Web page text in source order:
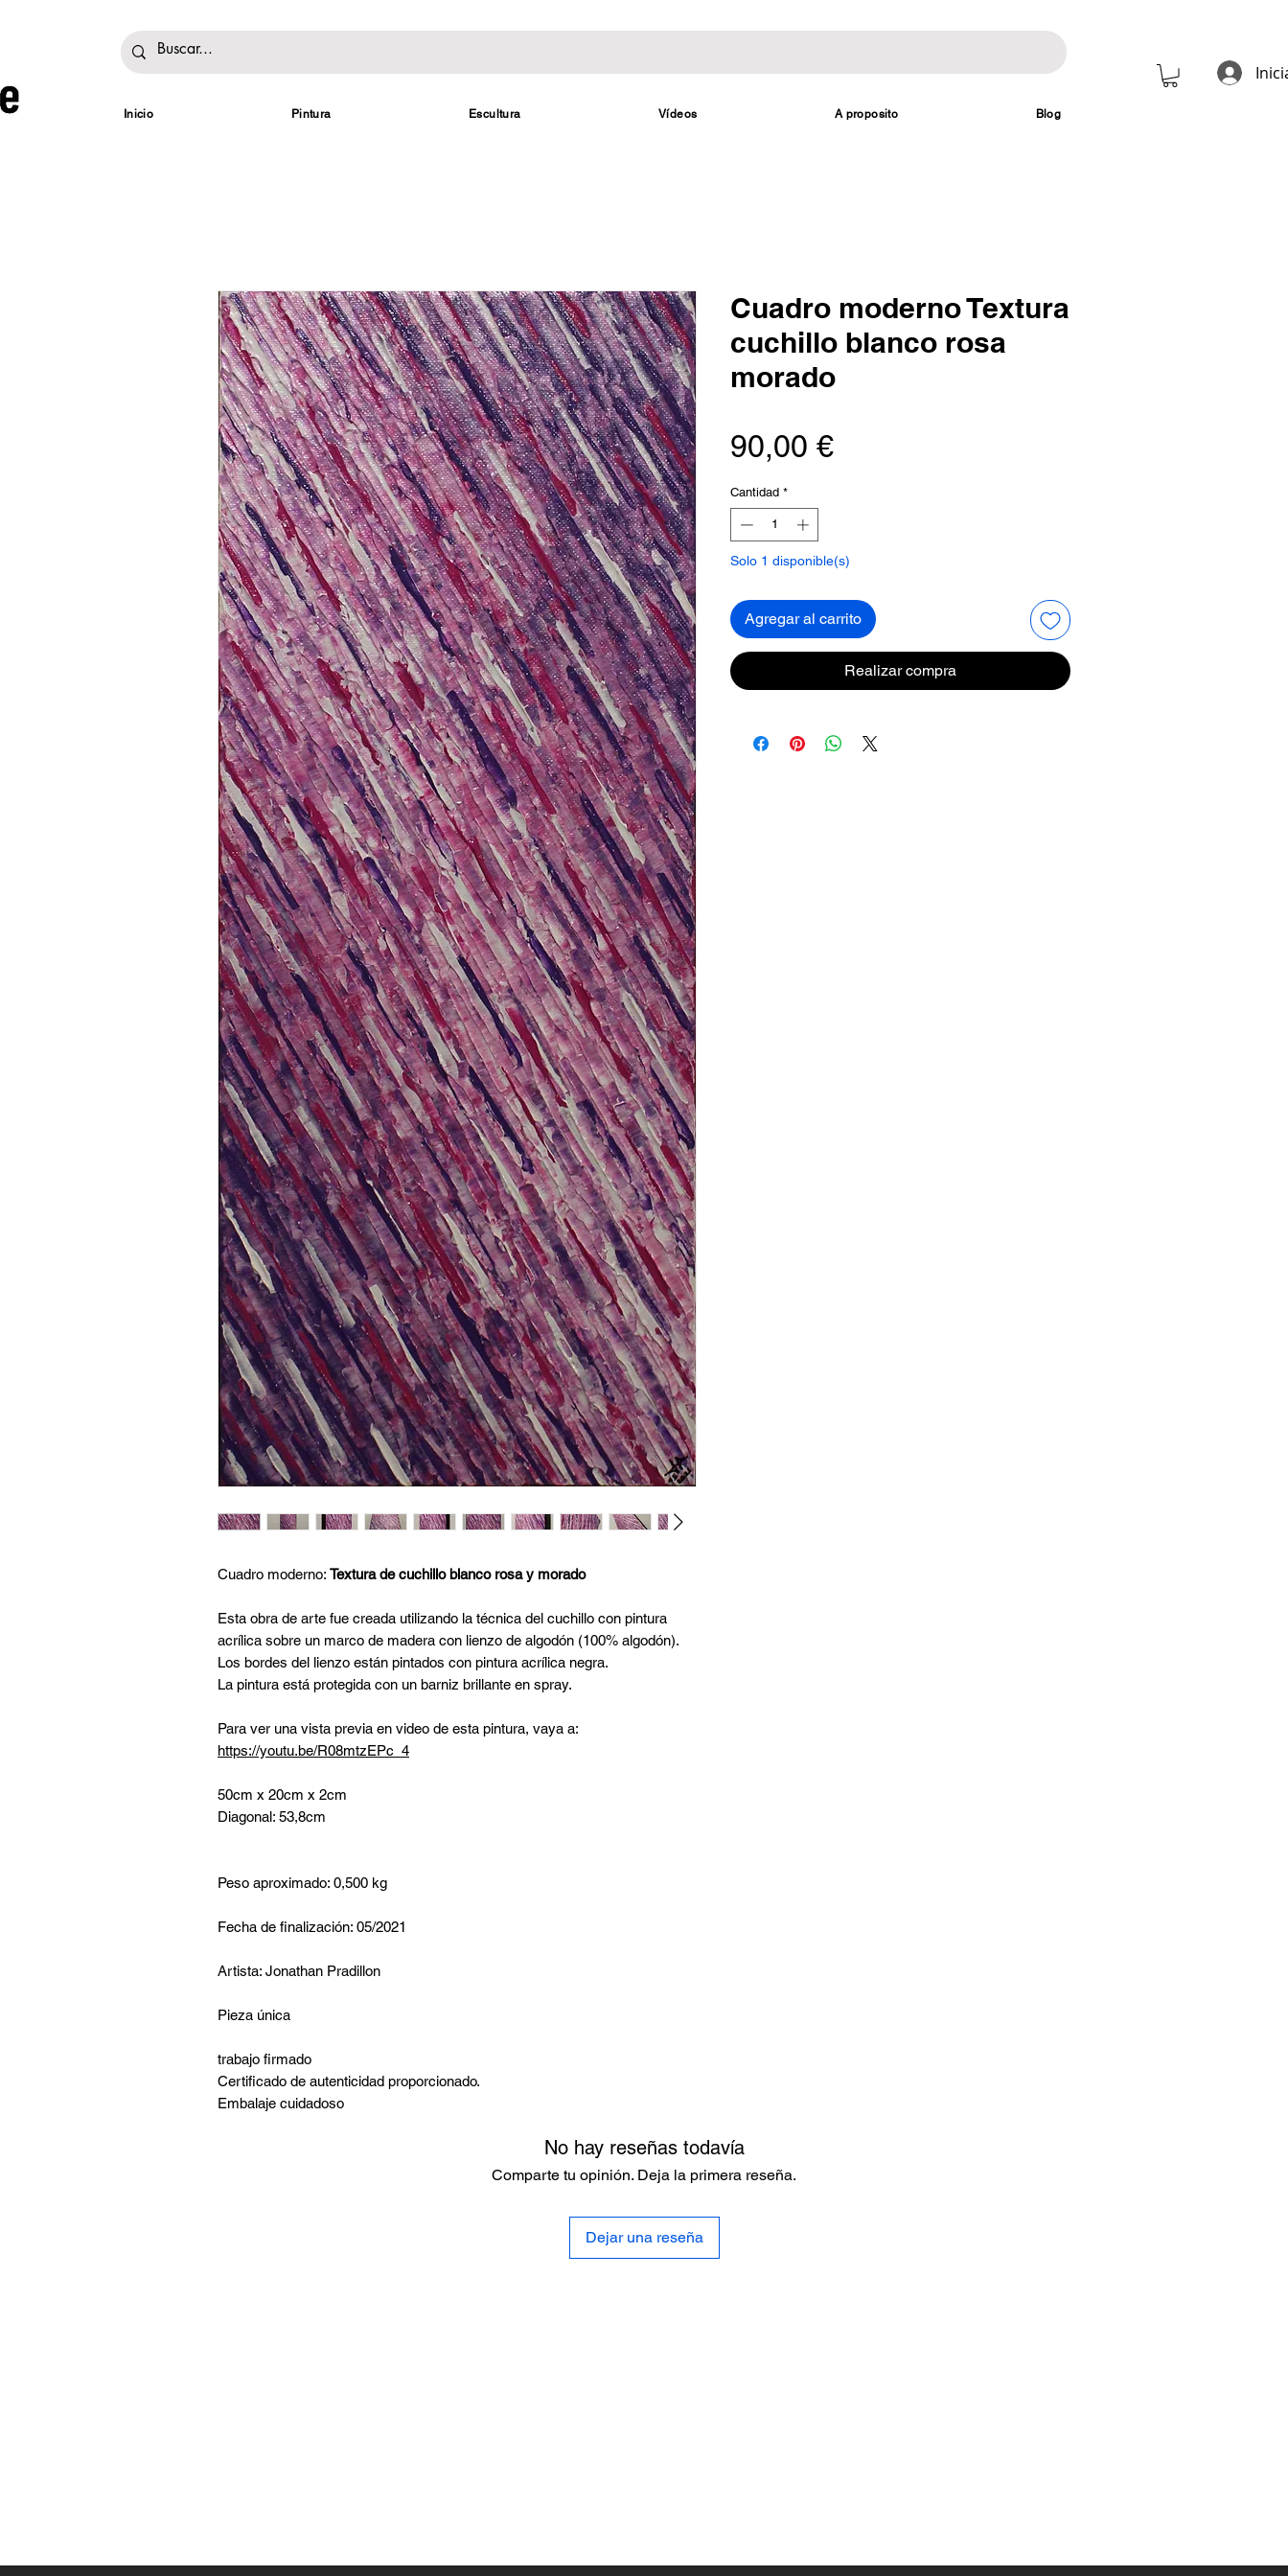
Inicio Pintura Escultura Vídeos A proposito Blog
Cuadro moderno: Textura de cuchillo blanco rosa y morado
Esta obra de arte fue creada utilizando la técnica del cuchillo con pintura
acrílica sobre un marco de madera con lienzo de algodón (100% algodón).
Los bordes del lienzo están pintados con pintura acrílica negra.
La pintura está protegida con un barniz brillante en spray.
Para ver una vista previa en video de esta pintura, vaya a:
https://youtu.be/R08mtzEPc_4
50cm x 20cm x 2cm
Diagonal: 53,8cm
Peso aproximado: 0,500 kg
Fecha de finalización: 05/2021
Artista: Jonathan Pradillon
Pieza única
trabajo firmado
Certificado de autenticidad proporcionado.
Embalaje cuidadoso
Cuadro moderno Textura
cuchillo blanco rosa
morado
90,00 €Precio
Cantidad *
Solo 1 disponible(s)
Agregar al carrito
Realizar compra
No hay reseñas todavía
Comparte tu opinión. Deja la primera reseña.
Dejar una reseña